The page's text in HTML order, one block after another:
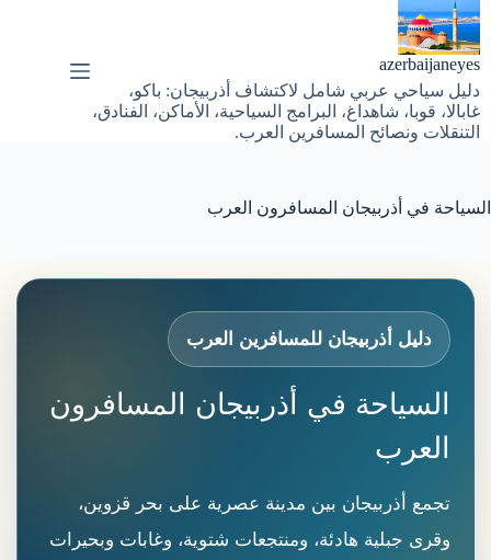
التجاوز
إلى
المحتوى
azerbaijaneyes
دليل سياحي عربي شامل لاكتشاف أذربيجان: باكو،
غابالا، قوبا، شاهداغ، البرامج السياحية، الأماكن، الفنادق،
التنقلات ونصائح المسافرين العرب.
السياحة في أذربيجان المسافرون العرب
دليل أذربيجان للمسافرين العرب
السياحة في أذربيجان المسافرون
العرب
تجمع أذربيجان بين مدينة عصرية على بحر قزوين،
وقرى جبلية هادئة، ومنتجعات شتوية، وغابات وبحيرات